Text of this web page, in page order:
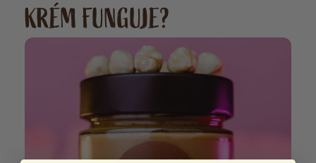
KRÉM FUNGUJE?